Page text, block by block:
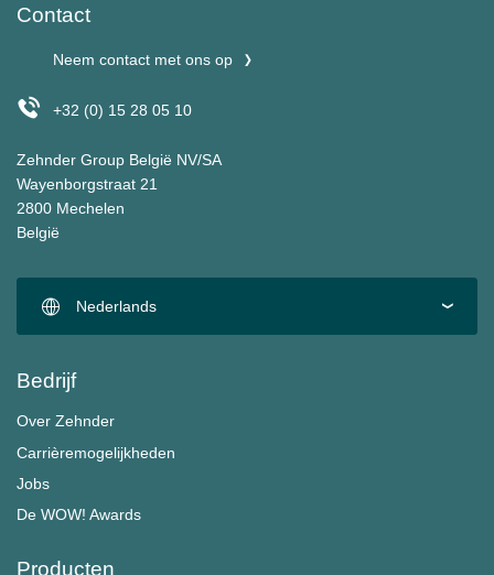
Contact
Neem contact met ons op
+32 (0) 15 28 05 10
Zehnder Group België NV/SA
Wayenborgstraat 21
2800 Mechelen
België
Nederlands
Bedrijf
Over Zehnder
Carrièremogelijkheden
Jobs
De WOW! Awards
Producten